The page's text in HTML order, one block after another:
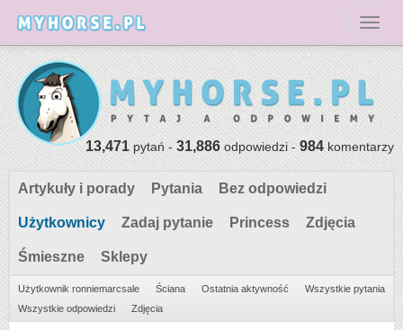
13,471pytań -31,886odpowiedzi -984komentarzy
Artykuły i porady Pytania Bez odpowiedzi
Użytkownicy Zadaj pytanie Princess Zdjęcia
Śmieszne Sklepy
Użytkownik ronniemarcsale Ściana Ostatnia aktywność
Wszystkie pytania
Wszystkie odpowiedzi
Zdjęcia